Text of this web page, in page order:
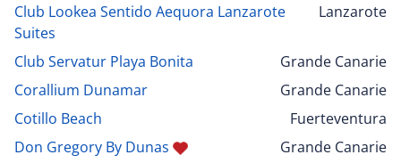
Club Lookea Sentido Aequora Lanzarote
Suites
Lanzarote
Club Servatur Playa Bonita
Grande Canarie
Corallium Dunamar
Grande Canarie
Cotillo Beach
Fuerteventura
Don Gregory By Dunas
Grande Canarie